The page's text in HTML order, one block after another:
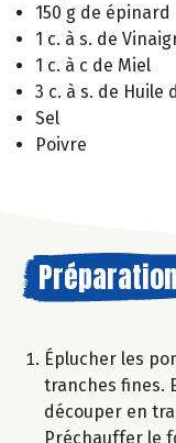
150 g de épinard
1 c. à s. de
1 c. à c de Miel
3 c. à s. de Huile
Sel
Poivre
Préparation
Éplucher les
tranches fines.
découper en
Préchauffer le